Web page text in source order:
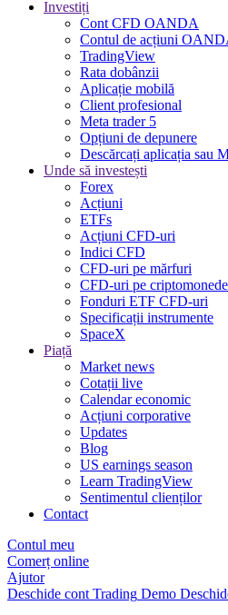
Investiți
Cont CFD OANDA
Contul de acțiuni
TradingView
Rata dobânzii
Aplicație mobilă
Client profesional
Meta trader 5
Opțiuni de depunere
Descărcați aplicația sau
Unde să investești
Forex
Acțiuni
ETFs
Acțiuni CFD-uri
Indici CFD
CFD-uri pe mărfuri
CFD-uri pe criptomonede
Fonduri ETF CFD-uri
Specificații instrumente
SpaceX
Piață
Market news
Cotații live
Calendar economic
Acțiuni corporative
Updates
Blog
US earnings season
Learn TradingView
Sentimentul clienților
Contact
Contul meu
Comerț online
Ajutor
Deschide cont Trading Demo